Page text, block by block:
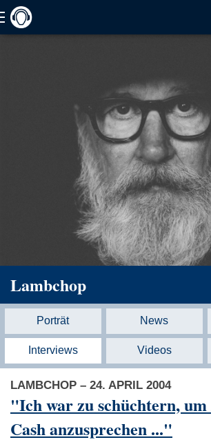
Lambchop
Porträt News
Interviews Videos
LAMBCHOP – 24. APRIL 2004
"Ich war zu schüchtern,
Cash anzusprechen ..."